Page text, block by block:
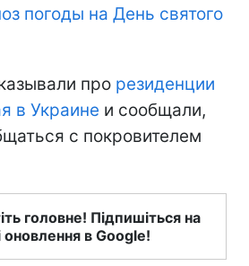
погоды на День святого
про резиденции
в Украине и сообщали,
с покровителем
головне! Підпишіться на
оновлення в Google!